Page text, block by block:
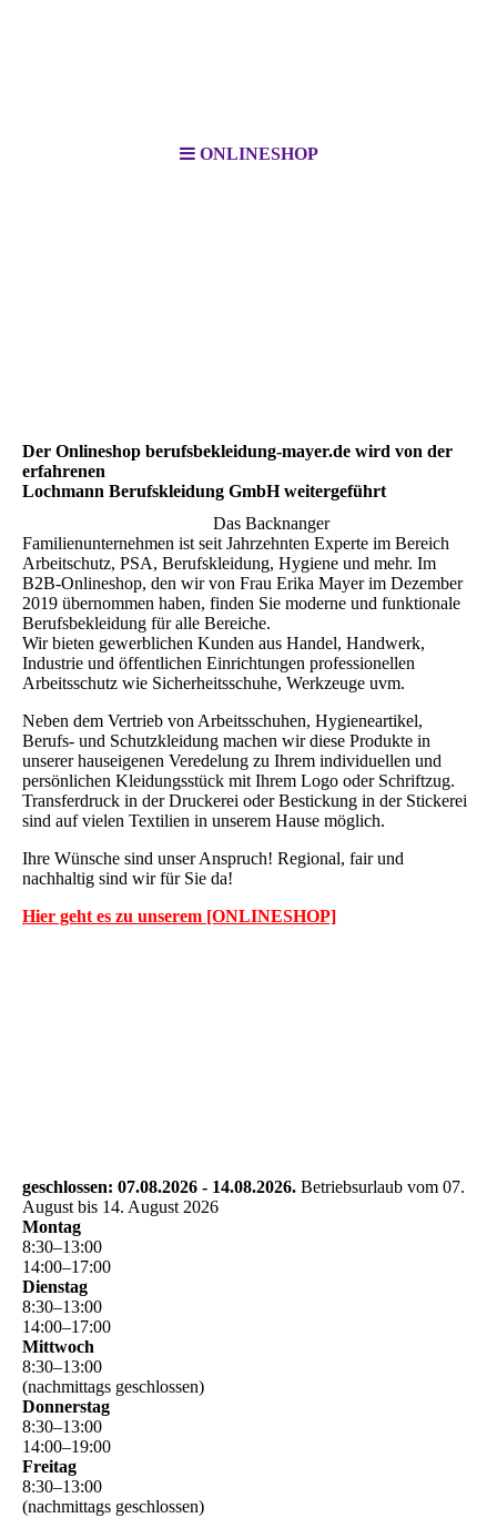
ONLINESHOP
Der Onlineshop berufsbekleidung-mayer.de wird von der
erfahrenen
Lochmann Berufskleidung GmbH weitergeführt
Das Backnanger
Familienunternehmen ist seit Jahrzehnten Experte im Bereich
Arbeitschutz, PSA, Berufskleidung, Hygiene und mehr. Im
B2B-Onlineshop, den wir von Frau Erika Mayer im Dezember
2019 übernommen haben, finden Sie moderne und funktionale
Berufsbekleidung für alle Bereiche.
Wir bieten gewerblichen Kunden aus Handel, Handwerk,
Industrie und öffentlichen Einrichtungen professionellen
Arbeitsschutz wie Sicherheitsschuhe, Werkzeuge uvm.
Neben dem Vertrieb von Arbeitsschuhen, Hygieneartikel,
Berufs- und Schutzkleidung machen wir diese Produkte in
unserer hauseigenen Veredelung zu Ihrem individuellen und
persönlichen Kleidungsstück mit Ihrem Logo oder Schriftzug.
Transferdruck in der Druckerei oder Bestickung in der Stickerei
sind auf vielen Textilien in unserem Hause möglich.
Ihre Wünsche sind unser Anspruch! Regional, fair und
nachhaltig sind wir für Sie da!
Hier geht es zu unserem [ONLINESHOP]
geschlossen: 07.08.2026 - 14.08.2026. Betriebsurlaub vom 07.
August bis 14. August 2026
Montag
8:30–13:00
14:00–17:00
Dienstag
8:30–13:00
14:00–17:00
Mittwoch
8:30–13:00
(nachmittags geschlossen)
Donnerstag
8:30–13:00
14:00–19:00
Freitag
8:30–13:00
(nachmittags geschlossen)